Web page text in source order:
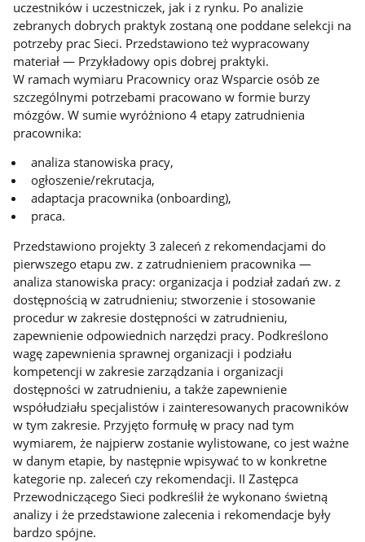
uczestników i uczestniczek, jak i z rynku. Po analizie
zebranych dobrych praktyk zostaną one poddane selekcji na
potrzeby prac Sieci. Przedstawiono też wypracowany
materiał — Przykładowy opis dobrej praktyki.
W ramach wymiaru Pracownicy oraz Wsparcie osób ze
szczególnymi potrzebami pracowano w formie burzy
mózgów. W sumie wyróżniono 4 etapy zatrudnienia
pracownika:
analiza stanowiska pracy,
ogłoszenie/rekrutacja,
adaptacja pracownika (onboarding),
praca.
Przedstawiono projekty 3 zaleceń z rekomendacjami do
pierwszego etapu zw. z zatrudnieniem pracownika —
analiza stanowiska pracy: organizacja i podział zadań zw. z
dostępnością w zatrudnieniu; stworzenie i stosowanie
procedur w zakresie dostępności w zatrudnieniu,
zapewnienie odpowiednich narzędzi pracy. Podkreślono
wagę zapewnienia sprawnej organizacji i podziału
kompetencji w zakresie zarządzania i organizacji
dostępności w zatrudnieniu, a także zapewnienie
współudziału specjalistów i zainteresowanych pracowników
w tym zakresie. Przyjęto formułę w pracy nad tym
wymiarem, że najpierw zostanie wylistowane, co jest ważne
w danym etapie, by następnie wpisywać to w konkretne
kategorie np. zaleceń czy rekomendacji. II Zastępca
Przewodniczącego Sieci podkreślił że wykonano świetną
analizy i że przedstawione zalecenia i rekomendacje były
bardzo spójne.